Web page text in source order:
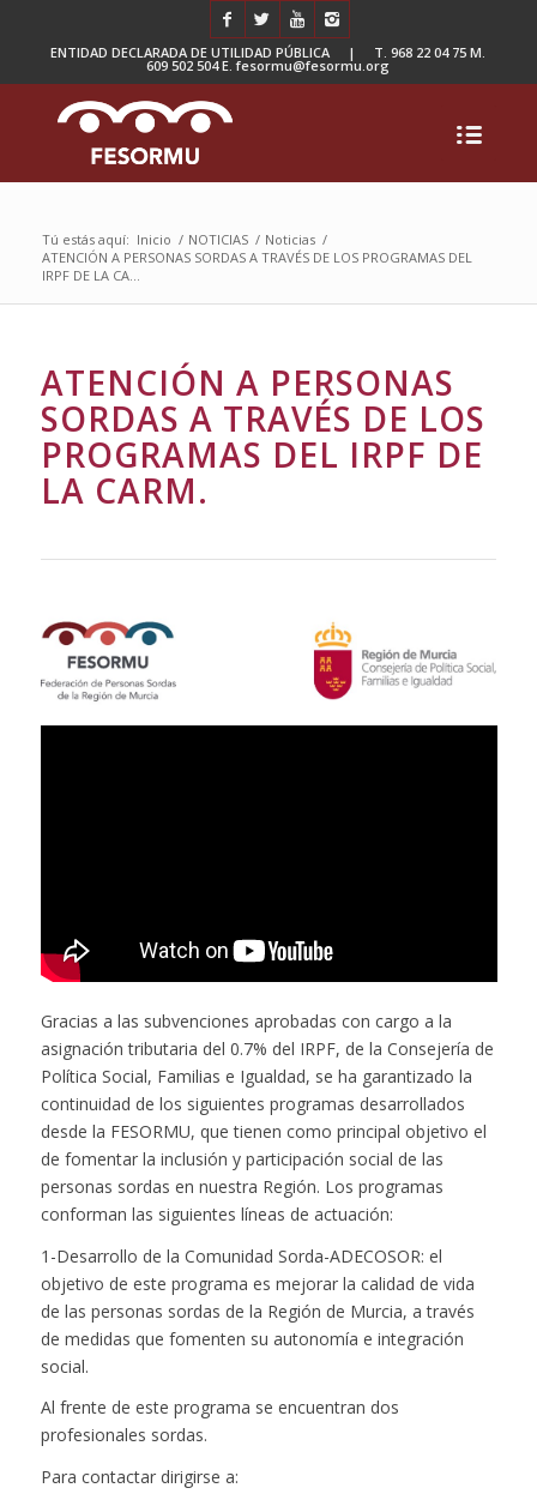
ENTIDAD DECLARADA DE UTILIDAD PÚBLICA | T. 968 22 04 75 M.
609 502 504 E. fesormu@fesormu.org
Tú estás aquí: Inicio / NOTICIAS / Noticias /
ATENCIÓN A PERSONAS SORDAS A TRAVÉS DE LOS PROGRAMAS DEL
IRPF DE LA CA...
ATENCIÓN A PERSONAS
SORDAS A TRAVÉS DE LOS
PROGRAMAS DEL IRPF DE
LA CARM.
Gracias a las subvenciones aprobadas con cargo a la
asignación tributaria del 0.7% del IRPF, de la Consejería de
Política Social, Familias e Igualdad, se ha garantizado la
continuidad de los siguientes programas desarrollados
desde la FESORMU, que tienen como principal objetivo el
de fomentar la inclusión y participación social de las
personas sordas en nuestra Región. Los programas
conforman las siguientes líneas de actuación:
1-Desarrollo de la Comunidad Sorda-ADECOSOR: el
objetivo de este programa es mejorar la calidad de vida
de las personas sordas de la Región de Murcia, a través
de medidas que fomenten su autonomía e integración
social.
Al frente de este programa se encuentran dos
profesionales sordas.
Para contactar dirigirse a: